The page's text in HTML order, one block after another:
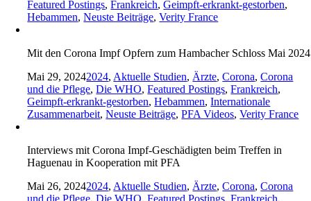
Featured Postings,Frankreich,Geimpft-erkrankt-gestorben,
Hebammen,Neuste Beiträge,Verity France
Mit den Corona Impf Opfern zum Hambacher Schloss Mai 2024
Mai 29, 20242024, Aktuelle Studien, Ärzte,Corona,Corona
und die Pflege,Die WHO,Featured Postings,Frankreich,
Geimpft-erkrankt-gestorben,Hebammen,Internationale
Zusammenarbeit,Neuste Beiträge,PFA Videos,Verity France
Interviews mit Corona Impf-Geschädigten beim Treffen in
Haguenau in Kooperation mit PFA
Mai 26, 20242024, Aktuelle Studien, Ärzte,Corona,Corona
und die Pflege,Die WHO,Featured Postings,Frankreich,